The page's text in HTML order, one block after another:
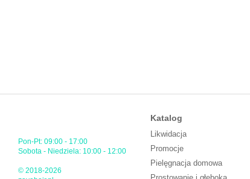
Pon-Pt: 09:00 - 17:00
Sobota - Niedziela: 10:00 - 12:00
© 2018-2026
Katalog
Likwidacja
Promocje
Pielęgnacja domowa